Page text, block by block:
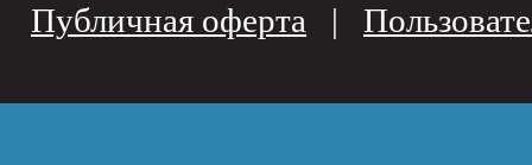
Публичная оферта |